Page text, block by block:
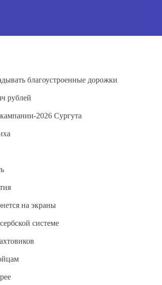
благоустроенные дорожки
рублей
2026 Сургута
на экраны
системе